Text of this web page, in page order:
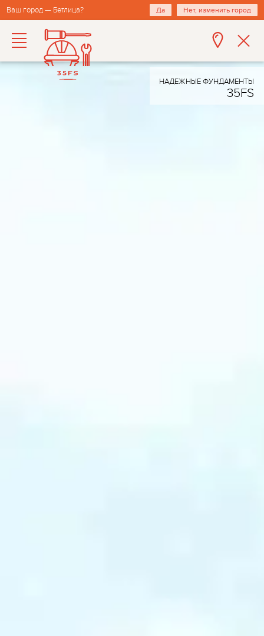
Ваш город — Бетлица? Да Нет, изменить город
НАДЕЖНЫЕ ФУНДАМЕНТЫ
35FS